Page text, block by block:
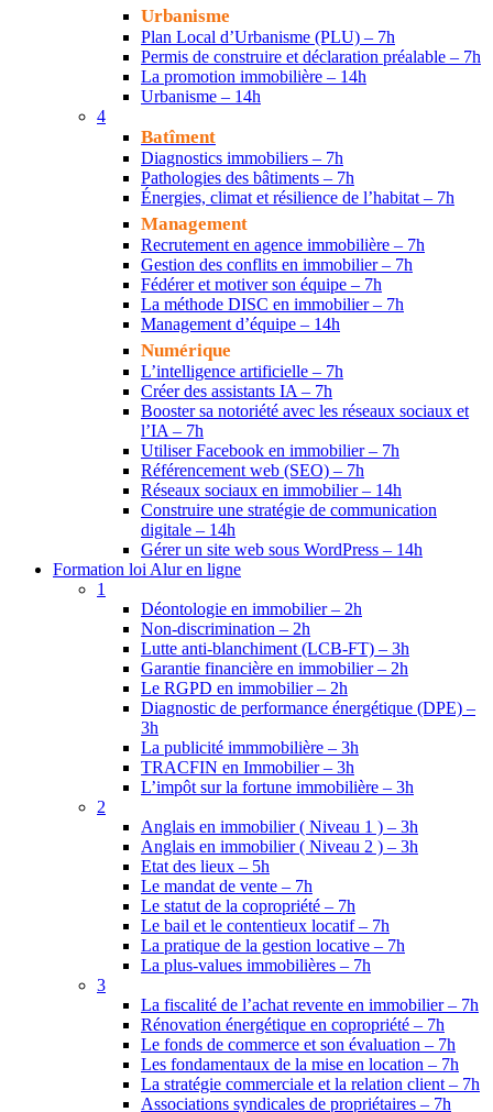
Urbanisme
Plan Local d’Urbanisme (PLU) – 7h
Permis de construire et déclaration préalable – 7h
La promotion immobilière – 14h
Urbanisme – 14h
4
Batîment
Diagnostics immobiliers – 7h
Pathologies des bâtiments – 7h
Énergies, climat et résilience de l’habitat – 7h
Management
Recrutement en agence immobilière – 7h
Gestion des conflits en immobilier – 7h
Fédérer et motiver son équipe – 7h
La méthode DISC en immobilier – 7h
Management d’équipe – 14h
Numérique
L’intelligence artificielle – 7h
Créer des assistants IA – 7h
Booster sa notoriété avec les réseaux sociaux et
l’IA – 7h
Utiliser Facebook en immobilier – 7h
Référencement web (SEO) – 7h
Réseaux sociaux en immobilier – 14h
Construire une stratégie de communication
digitale – 14h
Gérer un site web sous WordPress – 14h
Formation loi Alur en ligne
1
Déontologie en immobilier – 2h
Non-discrimination – 2h
Lutte anti-blanchiment (LCB-FT) – 3h
Garantie financière en immobilier – 2h
Le RGPD en immobilier – 2h
Diagnostic de performance énergétique (DPE) –
3h
La publicité immmobilière – 3h
TRACFIN en Immobilier – 3h
L’impôt sur la fortune immobilière – 3h
2
Anglais en immobilier ( Niveau 1 ) – 3h
Anglais en immobilier ( Niveau 2 ) – 3h
Etat des lieux – 5h
Le mandat de vente – 7h
Le statut de la copropriété – 7h
Le bail et le contentieux locatif – 7h
La pratique de la gestion locative – 7h
La plus-values immobilières – 7h
3
La fiscalité de l’achat revente en immobilier – 7h
Rénovation énergétique en copropriété – 7h
Le fonds de commerce et son évaluation – 7h
Les fondamentaux de la mise en location – 7h
La stratégie commerciale et la relation client – 7h
Associations syndicales de propriétaires – 7h